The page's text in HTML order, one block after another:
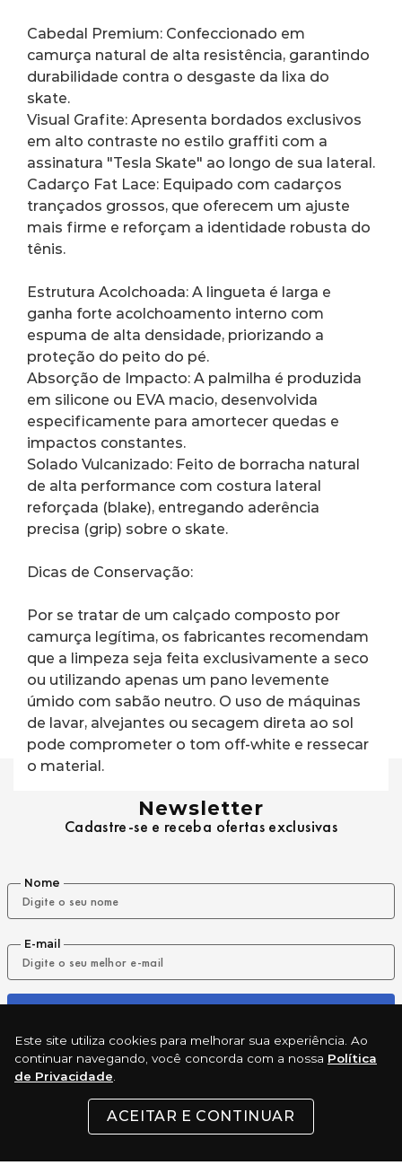
Este site utiliza cookies para melhorar sua experiência. Ao
continuar navegando, você concorda com a nossa Política
de Privacidade
ACEITAR E CONTINUAR
Cabedal Premium: Confeccionado em
camurça natural de alta resistência, garantindo
durabilidade contra o desgaste da lixa do
skate.
Visual Grafite: Apresenta bordados exclusivos
em alto contraste no estilo graffiti com a
assinatura "Tesla Skate" ao longo de sua lateral.
Cadarço Fat Lace: Equipado com cadarços
trançados grossos, que oferecem um ajuste
mais firme e reforçam a identidade robusta do
tênis.
Estrutura Acolchoada: A lingueta é larga e
ganha forte acolchoamento interno com
espuma de alta densidade, priorizando a
proteção do peito do pé.
Absorção de Impacto: A palmilha é produzida
em silicone ou EVA macio, desenvolvida
especificamente para amortecer quedas e
impactos constantes.
Solado Vulcanizado: Feito de borracha natural
de alta performance com costura lateral
reforçada (blake), entregando aderência
precisa (grip) sobre o skate.
Dicas de Conservação:
Por se tratar de um calçado composto por
camurça legítima, os fabricantes recomendam
que a limpeza seja feita exclusivamente a seco
ou utilizando apenas um pano levemente
úmido com sabão neutro. O uso de máquinas
de lavar, alvejantes ou secagem direta ao sol
pode comprometer o tom off-white e ressecar
o material.
Newsletter
Cadastre-se e receba ofertas exclusivas
Nome
E-mail